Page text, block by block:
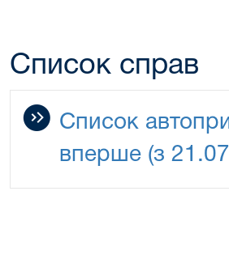
Список справ
Список
вперше (з